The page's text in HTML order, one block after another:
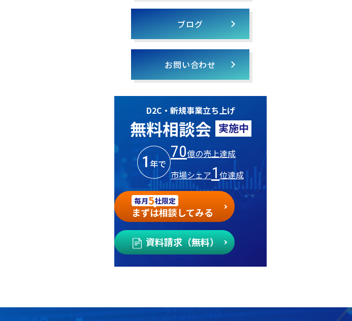
ブログ
お問い合わせ
D2C・新規事業立ち上げ
無料相談会 実施中
1年で
70億の売上達成
市場シェア1位達成
毎月5社限定
まずは相談してみる
資料請求（無料）